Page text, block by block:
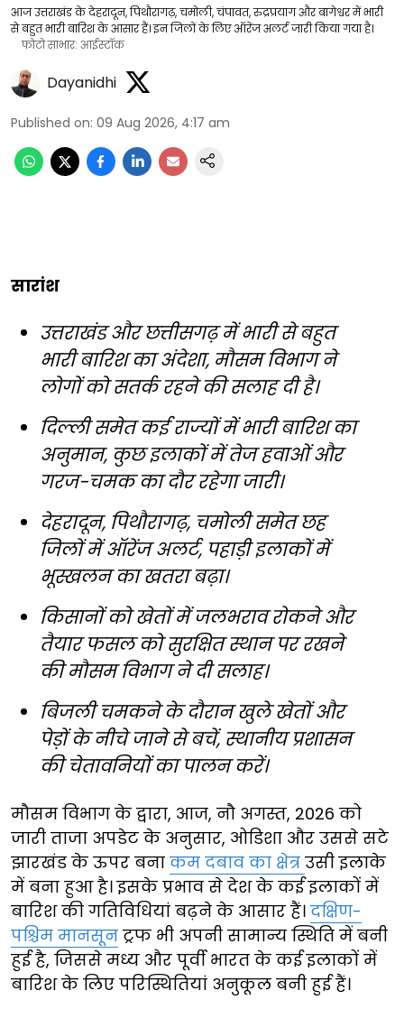
आज उत्तराखंड के देहरादून, पिथौरागढ़, चमोली, चंपावत, रुद्रप्रयाग और बागेश्वर में भारी
से बहुत भारी बारिश के आसार हैं। इन जिलों के लिए ऑरेंज अलर्ट जारी किया गया है।
फोटो साभार: आईस्टॉक
Dayanidhi
Published on: 09 Aug 2026, 4:17 am
सारांश
उत्तराखंड और छत्तीसगढ़ में भारी से बहुत
भारी बारिश का अंदेशा, मौसम विभाग ने
लोगों को सतर्क रहने की सलाह दी है।
दिल्ली समेत कई राज्यों में भारी बारिश का
अनुमान, कुछ इलाकों में तेज हवाओं और
गरज-चमक का दौर रहेगा जारी।
देहरादून, पिथौरागढ़, चमोली समेत छह
जिलों में ऑरेंज अलर्ट, पहाड़ी इलाकों में
भूस्खलन का खतरा बढ़ा।
किसानों को खेतों में जलभराव रोकने और
तैयार फसल को सुरक्षित स्थान पर रखने
की मौसम विभाग ने दी सलाह।
बिजली चमकने के दौरान खुले खेतों और
पेड़ों के नीचे जाने से बचें, स्थानीय प्रशासन
की चेतावनियों का पालन करें।
मौसम विभाग के द्वारा, आज, नौ अगस्त, 2026 को
जारी ताजा अपडेट के अनुसार, ओडिशा और उससे सटे
झारखंड के ऊपर बना कम दबाव का क्षेत्र उसी इलाके
में बना हुआ है। इसके प्रभाव से देश के कई इलाकों में
बारिश की गतिविधियां बढ़ने के आसार हैं। दक्षिण-
पश्चिम मानसून ट्रफ भी अपनी सामान्य स्थिति में बनी
हुई है, जिससे मध्य और पूर्वी भारत के कई इलाकों में
बारिश के लिए परिस्थितियां अनुकूल बनी हुई हैं।